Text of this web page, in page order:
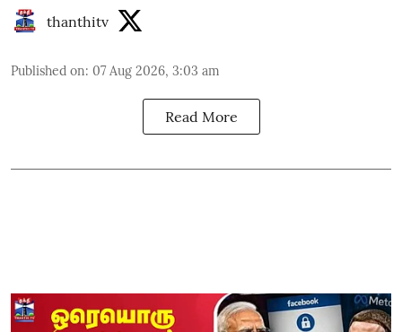
thanthitv
Published on: 07 Aug 2026, 3:03 am
Read More